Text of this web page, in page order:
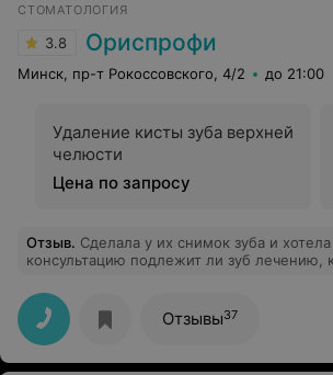
кондиционер нужен. рекомендую - отличный
персонал, отличная работа
СТОМАТОЛОГИЯ
3.8 Ориспрофи
Минск, пр-т Рокоссовского, 4/2 до 21:00
Удаление кисты зуба верхней
челюсти
Цена по запросу
Отзыв. Сделала у их снимок зуба и
консультацию подлежит ли зуб лечению,
врач Ващило Елена Игоревна даже
смотреть снимок, ответив что ей
решать должен мой лечащий врач, хотя от
треболось только ответить в порядке ли
снимке. Больше обращаться к ним не
Отзывы37